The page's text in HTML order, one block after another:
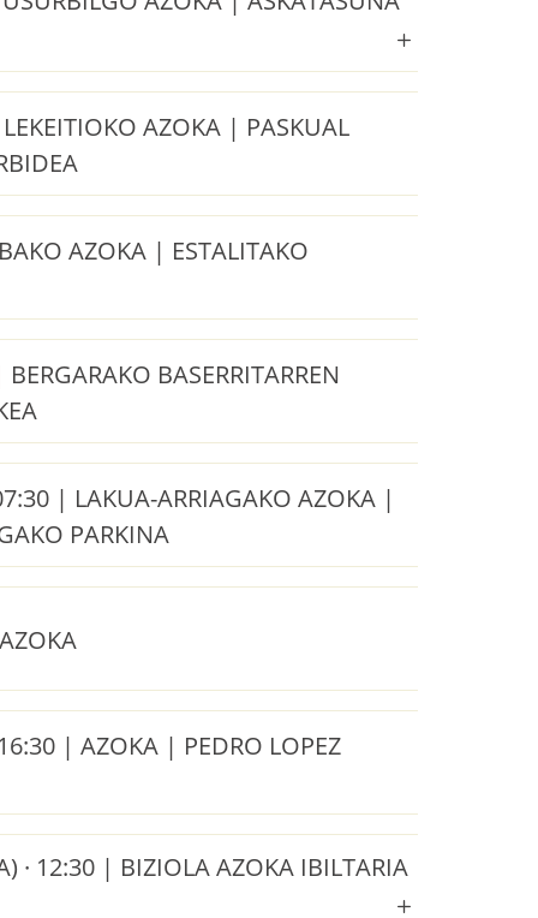
AZOKA | PASKUAL
AZOKA | ESTALITAKO
BASERRITARREN
| LAKUA-ARRIAGAKO AZOKA |
PARKINA
| AZOKA | PEDRO LOPEZ
· 12:30 | BIZIOLA AZOKA IBILTARIA